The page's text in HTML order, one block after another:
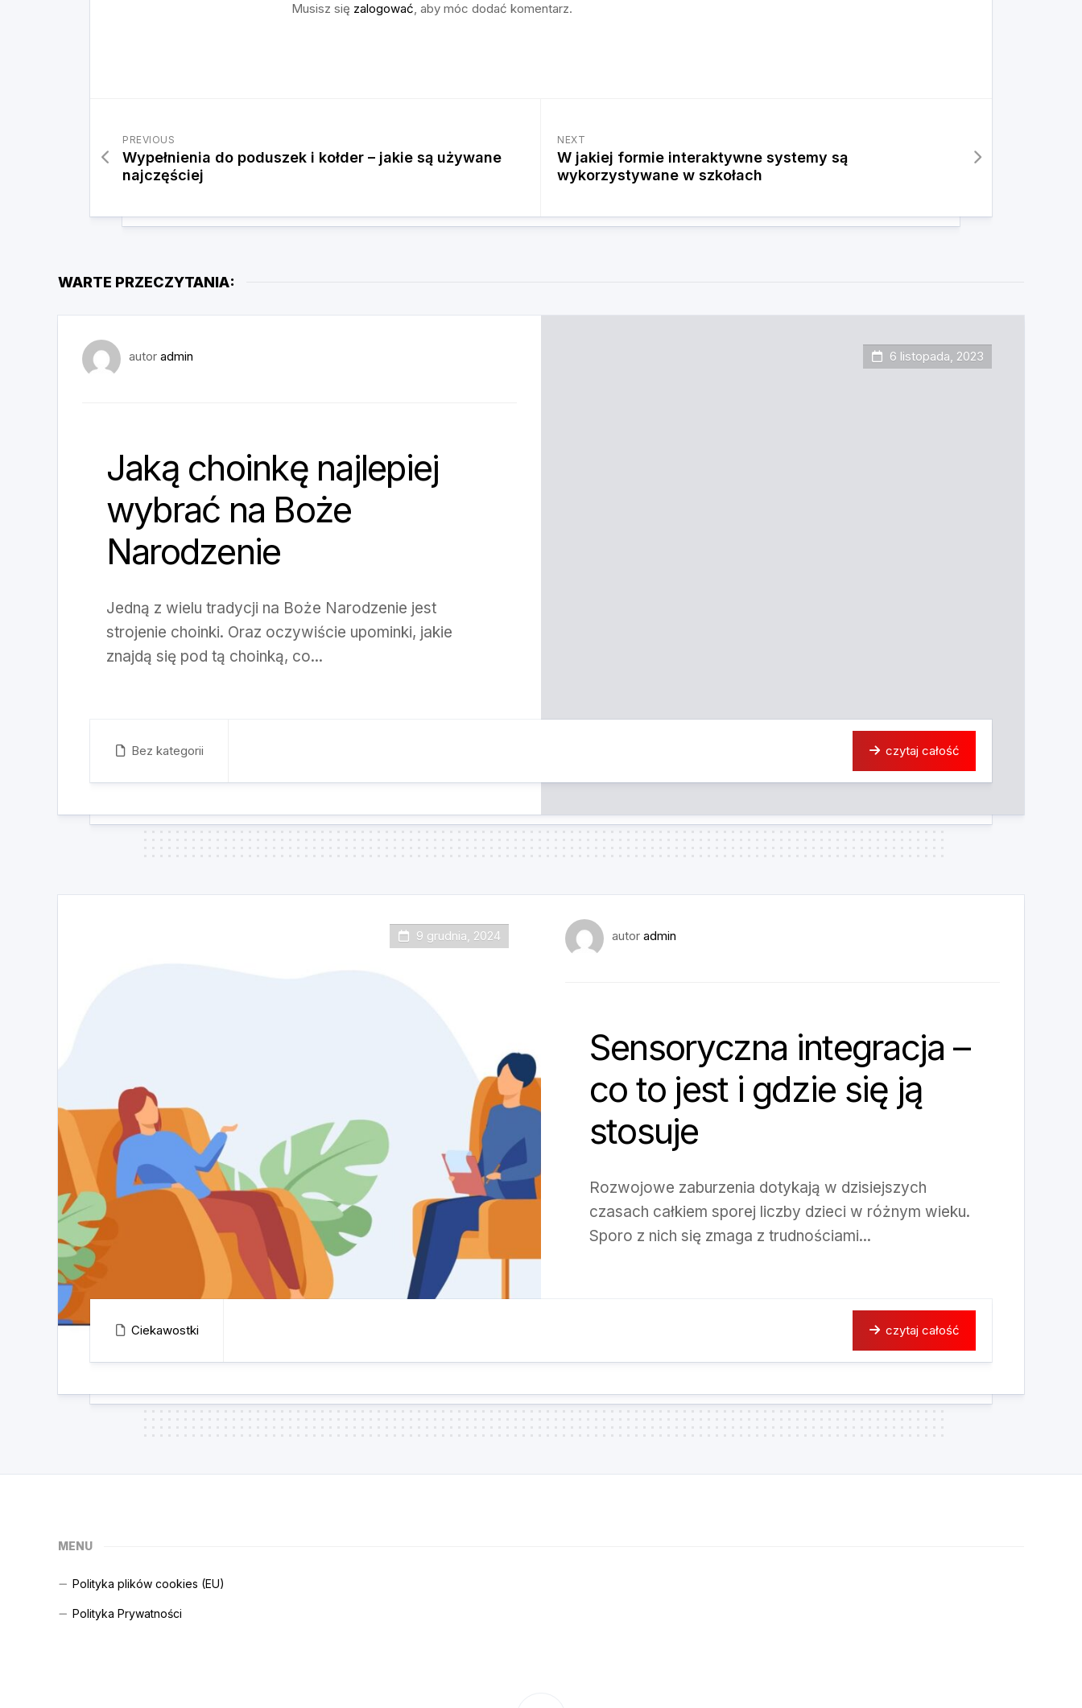
Musisz się zalogować, aby móc dodać komentarz.
NEXT
W jakiej formie interaktywne systemy są
wykorzystywane w szkołach
PREVIOUS
Wypełnienia do poduszek i kołder – jakie są używane
najczęściej
WARTE PRZECZYTANIA:
6 listopada, 2023
autor admin
Jaką choinkę najlepiej
wybrać na Boże
Narodzenie
Jedną z wielu tradycji na Boże Narodzenie jest
strojenie choinki. Oraz oczywiście upominki, jakie
znajdą się pod tą choinką, co...
Bez kategorii czytaj całość
9 grudnia, 2024 autor admin
Sensoryczna integracja –
co to jest i gdzie się ją
stosuje
Rozwojowe zaburzenia dotykają w dzisiejszych
czasach całkiem sporej liczby dzieci w różnym wieku.
Sporo z nich się zmaga z trudnościami...
Ciekawostki czytaj całość
MENU
Polityka plików cookies (EU)
Polityka Prywatności